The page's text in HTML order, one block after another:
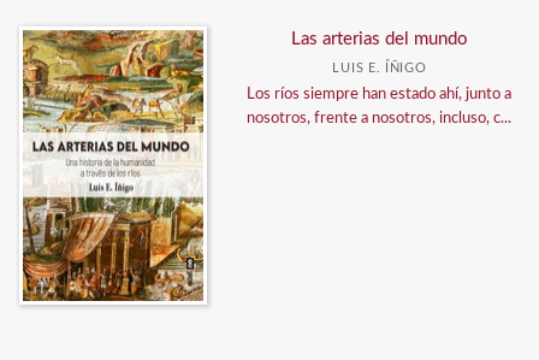
Las arterias del mundo
LUIS E. ÍÑIGO
Los ríos siempre han estado ahí, junto a
nosotros, frente a nosotros, incluso, c...